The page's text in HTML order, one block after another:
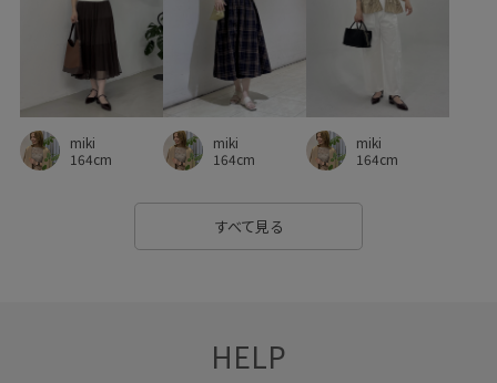
miki
164cm
miki
164cm
miki
164cm
すべて見る
HELP